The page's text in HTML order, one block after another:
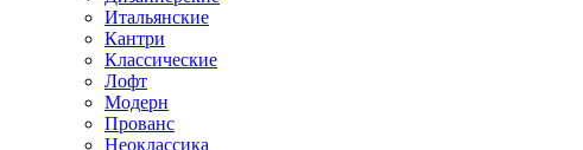
Итальянские
Кантри
Классические
Лофт
Модерн
Прованс
Неоклассика